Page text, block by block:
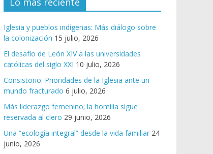
Iglesia y pueblos indígenas: Más diálogo sobre
la colonización 15 julio, 2026
El desafío de León XIV a las universidades
católicas del siglo XXI 10 julio, 2026
Consistorio: Prioridades de la Iglesia ante un
mundo fracturado 6 julio, 2026
Más liderazgo femenino; la homilía sigue
reservada al clero 29 junio, 2026
Una “ecología integral” desde la vida familiar 24
junio, 2026